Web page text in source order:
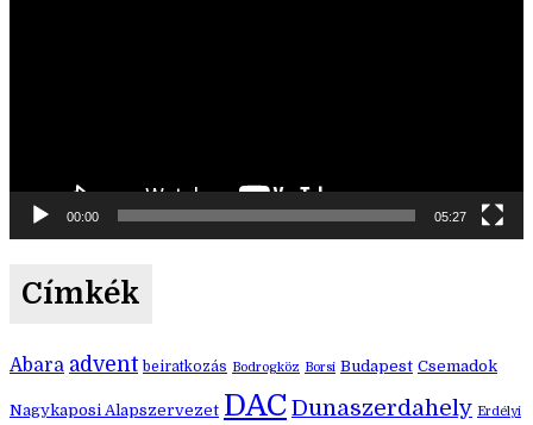
00:00 05:27
Címkék
Abara advent beiratkozás Bodrogköz Borsi Budapest Csemadok
Nagykaposi Alapszervezet DACDunaszerdahely Erdélyi